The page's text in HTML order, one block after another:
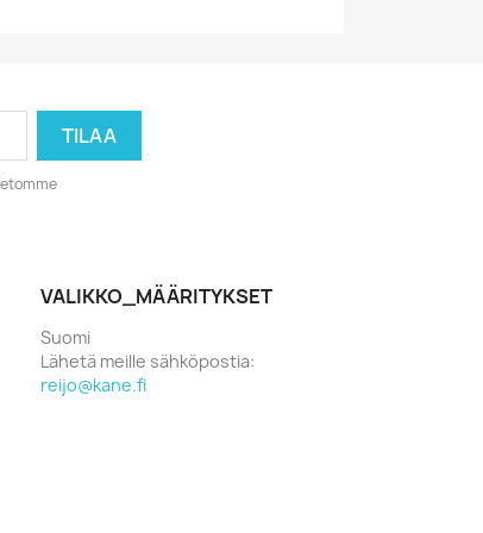
VALIKKO_MÄÄRITYKSET
Suomi
Lähetä meille sähköpostia:
reijo@kane.fi